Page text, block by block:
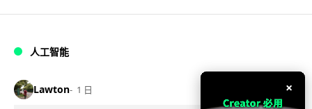
人工智能
Lawton 1 日 ×